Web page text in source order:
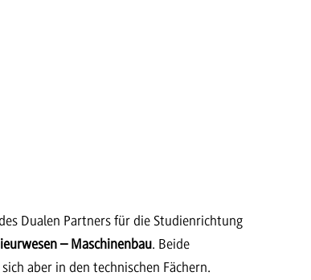
Dualen Partners für die Studienrichtung
– Maschinenbau. Beide
aber in den technischen Fächern.